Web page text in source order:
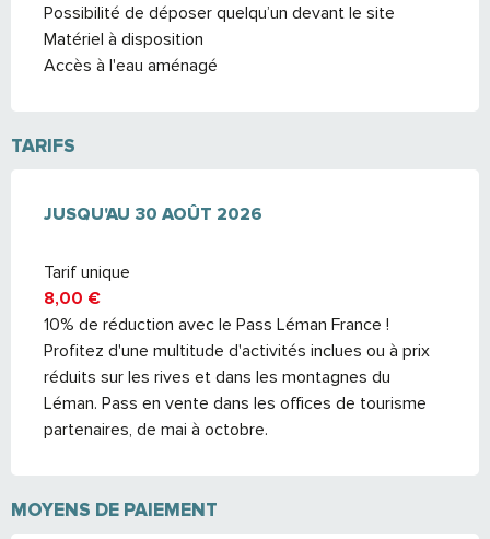
Possibilité de déposer quelqu’un devant le site
Matériel à disposition
Accès à l'eau aménagé
TARIFS
DU6 JUILLET 2026 AU30 AOÛT 2026
JUSQU'AU 30 AOÛT 2026
Tarif unique
8,00 €
10% de réduction avec le Pass Léman France !
Profitez d'une multitude d'activités inclues ou à prix
réduits sur les rives et dans les montagnes du
Léman. Pass en vente dans les offices de tourisme
partenaires, de mai à octobre.
MOYENS DE PAIEMENT